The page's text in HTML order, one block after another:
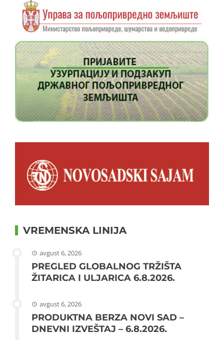
VREMENSKA LINIJA
avgust 6, 2026
PREGLED GLOBALNOG TRŽIŠTA
ŽITARICA I ULJARICA 6.8.2026.
avgust 6, 2026
PRODUKTNA BERZA NOVI SAD –
DNEVNI IZVEŠTAJ – 6.8.2026.